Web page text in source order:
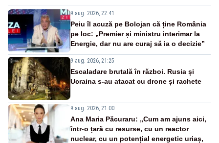
9 aug. 2026, 22:41
Peiu îl acuză pe Bolojan că ține România
pe loc: „Premier și ministru interimar la
Energie, dar nu are curaj să ia o decizie”
9 aug. 2026, 21:25
Escaladare brutală în război. Rusia și
Ucraina s-au atacat cu drone și rachete
9 aug. 2026, 21:00
Ana Maria Păcuraru: „Cum am ajuns aici,
într-o țară cu resurse, cu un reactor
nuclear, cu un potențial energetic uriaș,